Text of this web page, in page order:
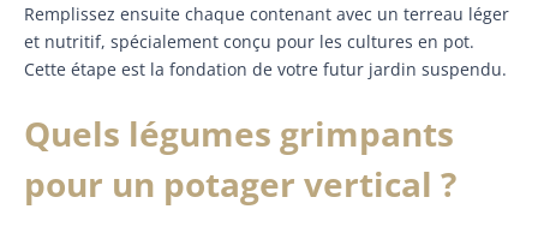
Remplissez ensuite chaque contenant avec un terreau léger
et nutritif, spécialement conçu pour les cultures en pot.
Cette étape est la fondation de votre futur jardin suspendu.
Quels légumes grimpants
pour un potager vertical ?